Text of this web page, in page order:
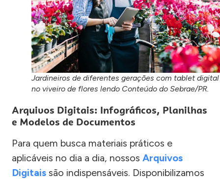
Jardineiros de diferentes gerações com tablet digital
no viveiro de flores lendo Conteúdo do Sebrae/PR.
Arquivos Digitais: Infográficos, Planilhas
e Modelos de Documentos
Para quem busca materiais práticos e
aplicáveis no dia a dia, nossos Arquivos
Digitais são indispensáveis. Disponibilizamos